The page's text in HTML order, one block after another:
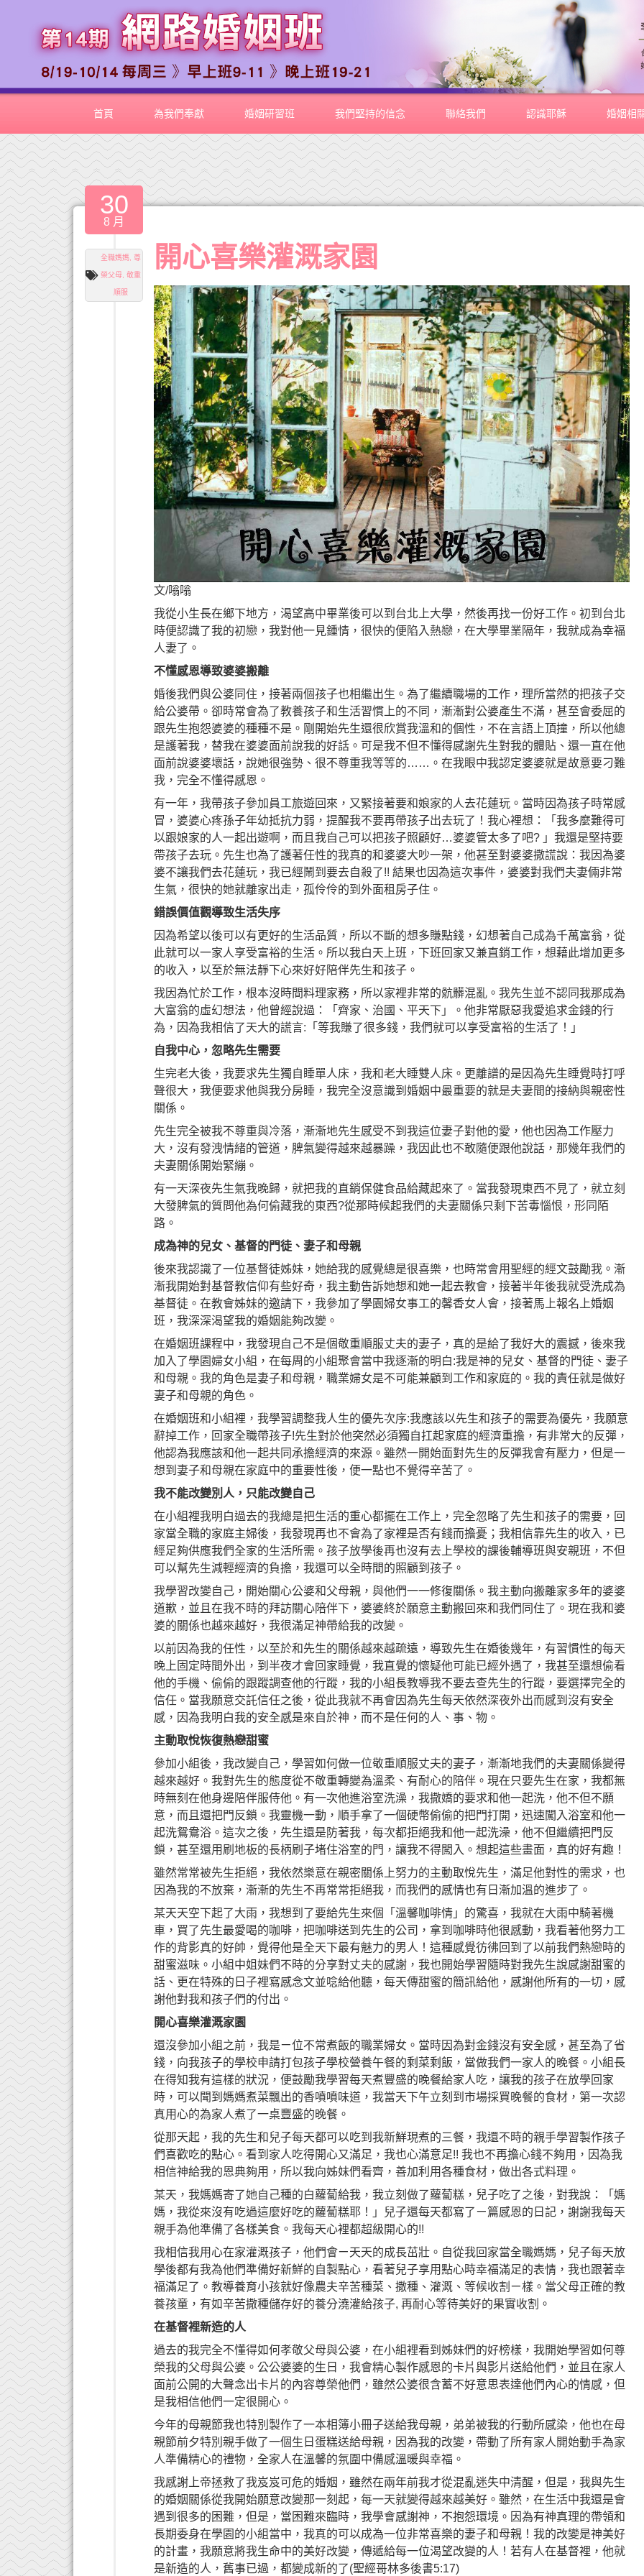
首頁 為我們奉獻 婚姻研習班 我們堅持的信念 聯絡我們 認識耶穌 婚姻相
30
8 月
全職媽媽 ,尊
榮父母 ,敬重
順服
開心喜樂灌溉家園
文/嗡嗡
我從小生長在鄉下地方，渴望高中畢業後可以到台北上大學，然後再找一份好工作。初到台北
時便認識了我的初戀，我對他一見鍾情，很快的便陷入熱戀，在大學畢業隔年，我就成為幸福
人妻了。
不懂感恩導致婆婆搬離
婚後我們與公婆同住，接著兩個孩子也相繼出生。為了繼續職場的工作，理所當然的把孩子交
給公婆帶。卻時常會為了教養孩子和生活習慣上的不同，漸漸對公婆產生不滿，甚至會委屈的
跟先生抱怨婆婆的種種不是。剛開始先生還很欣賞我溫和的個性，不在言語上頂撞，所以他總
是護著我，替我在婆婆面前說我的好話。可是我不但不懂得感謝先生對我的體貼、還一直在他
面前說婆婆壞話，說她很強勢、很不尊重我等等的……。在我眼中我認定婆婆就是故意要刁難
我，完全不懂得感恩。
有一年，我帶孩子參加員工旅遊回來，又緊接著要和娘家的人去花蓮玩。當時因為孩子時常感
冒，婆婆心疼孫子年幼抵抗力弱，提醒我不要再帶孩子出去玩了！我心裡想：「我多麼難得可
以跟娘家的人一起出遊啊，而且我自己可以把孩子照顧好…婆婆管太多了吧? 」我還是堅持要
帶孩子去玩。先生也為了護著任性的我真的和婆婆大吵一架，他甚至對婆婆撒謊說：我因為婆
婆不讓我們去花蓮玩，我已經鬧到要去自殺了!! 結果也因為這次事件，婆婆對我們夫妻倆非常
生氣，很快的她就離家出走，孤伶伶的到外面租房子住。
錯誤價值觀導致生活失序
因為希望以後可以有更好的生活品質，所以不斷的想多賺點錢，幻想著自己成為千萬富翁，從
此就可以一家人享受富裕的生活。所以我白天上班，下班回家又兼直銷工作，想藉此增加更多
的收入，以至於無法靜下心來好好陪伴先生和孩子。
我因為忙於工作，根本沒時間料理家務，所以家裡非常的骯髒混亂。我先生並不認同我那成為
大富翁的虛幻想法，他曾經說過：「齊家、治國、平天下」。他非常厭惡我愛追求金錢的行
為，因為我相信了天大的謊言:「等我賺了很多錢，我們就可以享受富裕的生活了！」
自我中心，忽略先生需要
生完老大後，我要求先生獨自睡單人床，我和老大睡雙人床。更離譜的是因為先生睡覺時打呼
聲很大，我便要求他與我分房睡，我完全沒意識到婚姻中最重要的就是夫妻間的接納與親密性
關係。
先生完全被我不尊重與冷落，漸漸地先生感受不到我這位妻子對他的愛，他也因為工作壓力
大，沒有發洩情緒的管道，脾氣變得越來越暴躁，我因此也不敢隨便跟他說話，那幾年我們的
夫妻關係開始緊繃。
有一天深夜先生氣我晚歸，就把我的直銷保健食品給藏起來了。當我發現東西不見了，就立刻
大發脾氣的質問他為何偷藏我的東西?從那時候起我們的夫妻關係只剩下苦毒惱恨，形同陌
路。
成為神的兒女、基督的門徒、妻子和母親
後來我認識了一位基督徒姊妹，她給我的感覺總是很喜樂，也時常會用聖經的經文鼓勵我。漸
漸我開始對基督教信仰有些好奇，我主動告訴她想和她一起去教會，接著半年後我就受洗成為
基督徒。在教會姊妹的邀請下，我參加了學園婦女事工的馨香女人會，接著馬上報名上婚姻
班，我深深渴望我的婚姻能夠改變。
在婚姻班課程中，我發現自己不是個敬重順服丈夫的妻子，真的是給了我好大的震撼，後來我
加入了學園婦女小組，在每周的小組聚會當中我逐漸的明白:我是神的兒女、基督的門徒、妻子
和母親。我的角色是妻子和母親，職業婦女是不可能兼顧到工作和家庭的。我的責任就是做好
妻子和母親的角色。
在婚姻班和小組裡，我學習調整我人生的優先次序:我應該以先生和孩子的需要為優先，我願意
辭掉工作，回家全職帶孩子!先生對於他突然必須獨自扛起家庭的經濟重擔，有非常大的反彈，
他認為我應該和他一起共同承擔經濟的來源。雖然一開始面對先生的反彈我會有壓力，但是一
想到妻子和母親在家庭中的重要性後，便一點也不覺得辛苦了。
我不能改變別人，只能改變自己
在小組裡我明白過去的我總是把生活的重心都擺在工作上，完全忽略了先生和孩子的需要，回
家當全職的家庭主婦後，我發現再也不會為了家裡是否有錢而擔憂；我相信靠先生的收入，已
經足夠供應我們全家的生活所需。孩子放學後再也沒有去上學校的課後輔導班與安親班，不但
可以幫先生減輕經濟的負擔，我還可以全時間的照顧到孩子。
我學習改變自己，開始關心公婆和父母親，與他們一一修復關係。我主動向搬離家多年的婆婆
道歉，並且在我不時的拜訪關心陪伴下，婆婆終於願意主動搬回來和我們同住了。現在我和婆
婆的關係也越來越好，我很滿足神帶給我的改變。
以前因為我的任性，以至於和先生的關係越來越疏遠，導致先生在婚後幾年，有習慣性的每天
晚上固定時間外出，到半夜才會回家睡覺，我直覺的懷疑他可能已經外遇了，我甚至還想偷看
他的手機、偷偷的跟蹤調查他的行蹤，我的小組長教導我不要去查先生的行蹤，要選擇完全的
信任。當我願意交託信任之後，從此我就不再會因為先生每天依然深夜外出而感到沒有安全
感，因為我明白我的安全感是來自於神，而不是任何的人、事、物。
主動取悅恢復熱戀甜蜜
參加小組後，我改變自己，學習如何做一位敬重順服丈夫的妻子，漸漸地我們的夫妻關係變得
越來越好。我對先生的態度從不敬重轉變為溫柔、有耐心的陪伴。現在只要先生在家，我都無
時無刻在他身邊陪伴服侍他。有一次他進浴室洗澡，我撒嬌的要求和他一起洗，他不但不願
意，而且還把門反鎖。我靈機一動，順手拿了一個硬幣偷偷的把門打開，迅速闖入浴室和他一
起洗鴛鴦浴。這次之後，先生還是防著我，每次都拒絕我和他一起洗澡，他不但繼續把門反
鎖，甚至還用刷地板的長柄刷子堵住浴室的門，讓我不得闖入。想起這些畫面，真的好有趣！
雖然常常被先生拒絕，我依然樂意在親密關係上努力的主動取悅先生，滿足他對性的需求，也
因為我的不放棄，漸漸的先生不再常常拒絕我，而我們的感情也有日漸加溫的進步了。
某天天空下起了大雨，我想到了要給先生來個「溫馨咖啡情」的驚喜，我就在大雨中騎著機
車，買了先生最愛喝的咖啡，把咖啡送到先生的公司，拿到咖啡時他很感動，我看著他努力工
作的背影真的好帥，覺得他是全天下最有魅力的男人！這種感覺彷彿回到了以前我們熱戀時的
甜蜜滋味。小組中姐妹們不時的分享對丈夫的感謝，我也開始學習隨時對我先生說感謝甜蜜的
話、更在特殊的日子裡寫感念文並唸給他聽，每天傳甜蜜的簡訊給他，感謝他所有的一切，感
謝他對我和孩子們的付出。
開心喜樂灌溉家園
還沒參加小組之前，我是ㄧ位不常煮飯的職業婦女。當時因為對金錢沒有安全感，甚至為了省
錢，向我孩子的學校申請打包孩子學校營養午餐的剩菜剩飯，當做我們一家人的晚餐。小組長
在得知我有這樣的狀況，便鼓勵我學習每天煮豐盛的晚餐給家人吃，讓我的孩子在放學回家
時，可以聞到媽媽煮菜飄出的香噴噴味道，我當天下午立刻到市場採買晚餐的食材，第一次認
真用心的為家人煮了一桌豐盛的晚餐。
從那天起，我的先生和兒子每天都可以吃到我新鮮現煮的三餐，我還不時的親手學習製作孩子
們喜歡吃的點心。看到家人吃得開心又滿足，我也心滿意足!! 我也不再擔心錢不夠用，因為我
相信神給我的恩典夠用，所以我向姊妹們看齊，善加利用各種食材，做出各式料理。
某天，我媽媽寄了她自己種的白蘿蔔給我，我立刻做了蘿蔔糕，兒子吃了之後，對我說：「媽
媽，我從來沒有吃過這麼好吃的蘿蔔糕耶！」兒子還每天都寫了ㄧ篇感恩的日記，謝謝我每天
親手為他準備了各樣美食。我每天心裡都超級開心的!!
我相信我用心在家灌溉孩子，他們會ㄧ天天的成長茁壯。自從我回家當全職媽媽，兒子每天放
學後都有我為他們準備好新鮮的自製點心，看著兒子享用點心時幸福滿足的表情，我也跟著幸
福滿足了。教導養育小孩就好像農夫辛苦種菜、撒種、灌溉、等候收割ㄧ樣。當父母正確的教
養孩童，有如辛苦撒種儲存好的養分澆灌給孩子, 再耐心等待美好的果實收割。
在基督裡新造的人
過去的我完全不懂得如何孝敬父母與公婆，在小組裡看到姊妹們的好榜樣，我開始學習如何尊
榮我的父母與公婆。公公婆婆的生日，我會精心製作感恩的卡片與影片送給他們，並且在家人
面前公開的大聲念出卡片的內容尊榮他們，雖然公婆很含蓄不好意思表達他們內心的情感，但
是我相信他們一定很開心。
今年的母親節我也特別製作了一本相簿小冊子送給我母親，弟弟被我的行動所感染，他也在母
親節前夕特別親手做了一個生日蛋糕送給母親，因為我的改變，帶動了所有家人開始動手為家
人準備精心的禮物，全家人在溫馨的氛圍中備感溫暖與幸福。
我感謝上帝拯救了我岌岌可危的婚姻，雖然在兩年前我才從混亂迷失中清醒，但是，我與先生
的婚姻關係從我開始願意改變那一刻起，每一天就變得越來越美好。雖然，在生活中我還是會
遇到很多的困難，但是，當困難來臨時，我學會感謝神，不抱怨環境。因為有神真理的帶領和
長期委身在學園的小組當中，我真的可以成為一位非常喜樂的妻子和母親！我的改變是神美好
的計畫，我願意將我生命中的美好改變，傳遞給每一位渴望改變的人！若有人在基督裡，他就
是新造的人，舊事已過，都變成新的了(聖經哥林多後書5:17)